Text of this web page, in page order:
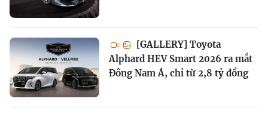
[GALLERY] Toyota
Alphard HEV Smart 2026 ra mắt
Đông Nam Á, chỉ từ 2,8 tỷ đồng